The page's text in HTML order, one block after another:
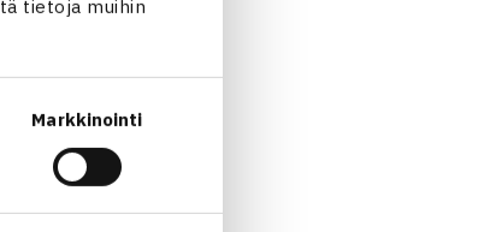
tietoja muihin
Markkinointi